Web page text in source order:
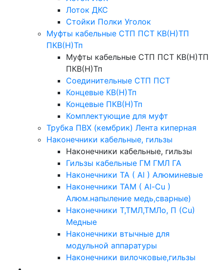
Лоток ДКС
Стойки Полки Уголок
Муфты кабельные СТП ПСТ КВ(Н)ТП
ПКВ(Н)Тп
Муфты кабельные СТП ПСТ КВ(Н)ТП
ПКВ(Н)Тп
Соединительные СТП ПСТ
Концевые КВ(Н)Тп
Концевые ПКВ(Н)Тп
Комплектующие для муфт
Трубка ПВХ (кембрик) Лента киперная
Наконечники кабельные, гильзы
Наконечники кабельные, гильзы
Гильзы кабельные ГМ ГМЛ ГА
Наконечники ТА ( Al ) Алюминевые
Наконечники ТАМ ( Al-Cu )
Алюм.напыление медь,сварные)
Наконечники Т,ТМЛ,ТМЛо, П (Cu)
Медные
Наконечники втычные для
модульной аппаратуры
Наконечники вилочковые,гильзы